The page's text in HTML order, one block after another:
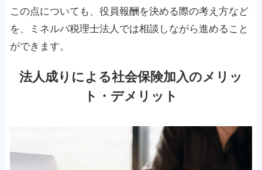
この点についても、役員報酬を決める際の考え方など
を、ミネルバ税理士法人では相談しながら進めること
ができます。
法人成りによる社会保険加入のメリッ
ト・デメリット